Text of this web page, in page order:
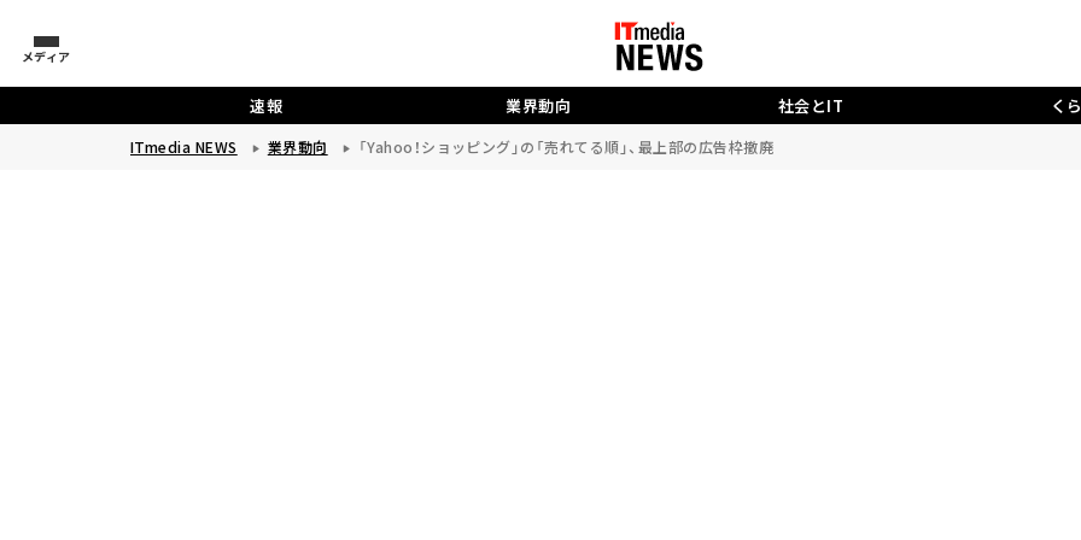
メディア
速報 業界動向 社会とIT く
ITmedia NEWS 業界動向 「Yahoo！ショッピング」の「売れてる順」、最上部の広告枠撤廃